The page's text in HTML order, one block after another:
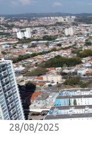
28/08/2025